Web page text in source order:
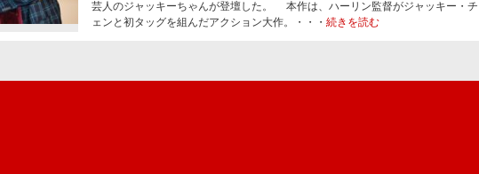
芸人のジャッキーちゃんが登壇した。 本作は、ハーリン監督がジャッキー・チ
ェンと初タッグを組んだアクション大作。・・・ 続きを読む